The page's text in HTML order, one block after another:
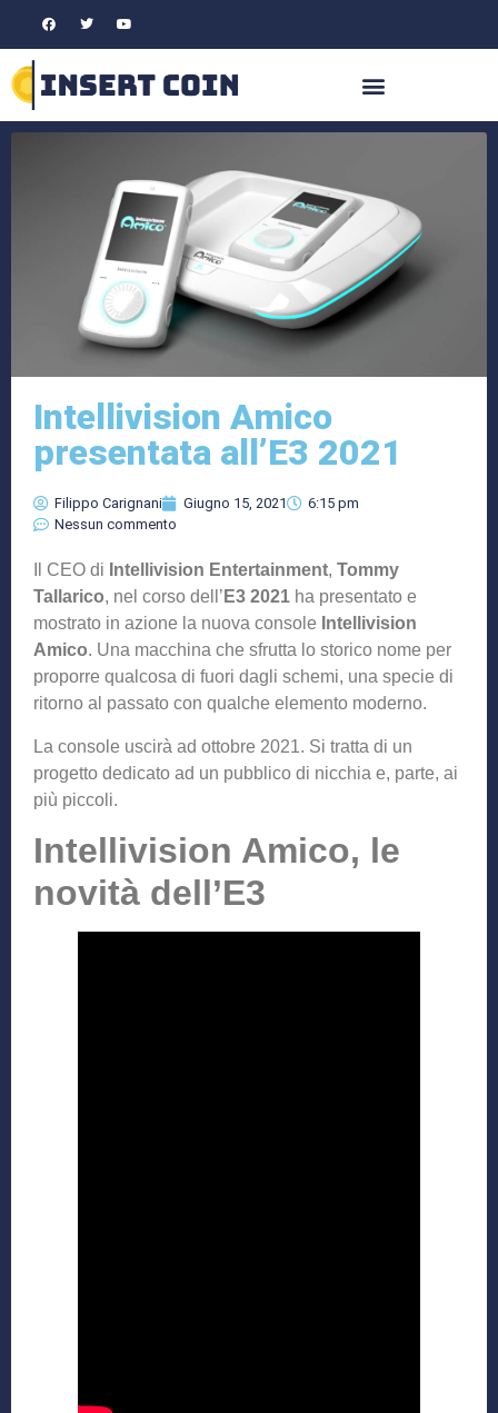
Intellivision Amico
presentata all’E3 2021
Filippo Carignani Giugno 15, 2021
6:15 pm
Nessun commento
Il CEO di Intellivision Entertainment, Tommy
Tallarico, nel corso dell’ E3 2021 ha presentato e
mostrato in azione la nuova console Intellivision
Amico. Una macchina che sfrutta lo storico nome per
proporre qualcosa di fuori dagli schemi, una specie di
ritorno al passato con qualche elemento moderno.
La console uscirà ad ottobre 2021. Si tratta di un
progetto dedicato ad un pubblico di nicchia e, parte, ai
più piccoli.
Intellivision Amico, le
novità dell’E3